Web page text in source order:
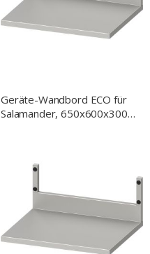
Geräte-Wandbord ECO für
Salamander, 650x600x300